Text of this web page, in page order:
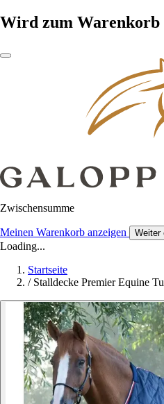
Wird zum Warenkorb
Zwischensumme
Meinen Warenkorb anzeigen Weiter
Loading...
Startseite
/ Stalldecke Premier Equine